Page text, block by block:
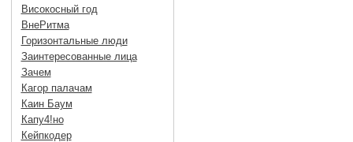
Високосный год
ВнеРитма
Горизонтальные люди
Заинтересованные лица
Зачем
Кагор палачам
Каин Баум
Капу4!но
Кейпкодер